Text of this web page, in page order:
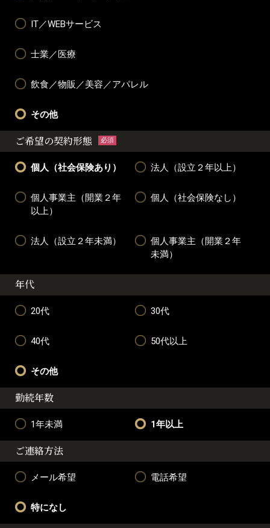
IT／WEBサービス
士業／医療
飲食／物販／美容／アパレル
その他
ご希望の契約形態 必須
個人（社会保険あり） 法人（設立２年以上）
個人事業主（開業２年
以上）
個人（社会保険なし）
法人（設立２年未満）
個人事業主（開業２年
未満）
年代
20代 30代
40代 50代以上
その他
勤続年数
1年未満 1年以上
ご連絡方法
メール希望 電話希望
特になし